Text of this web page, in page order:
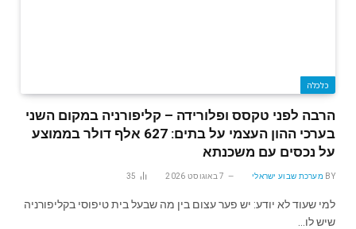
כלכלה
הרבה לפני טקסס ופלורידה – קליפורניה במקום השני
בערכי ההון העצמי על בתים: 627 אלף דולר בממוצע
על נכסים עם משכנתא
BY מערכת שבוע ישראלי 7 באוגוסט 2026 35
למי שעוד לא יודע: יש פער עצום בין מה שבעל בית טיפוסי בקליפורניה
שיש לו…